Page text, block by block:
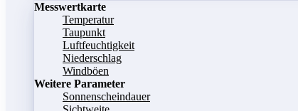
Messwertkarte
Temperatur
Taupunkt
Luftfeuchtigkeit
Niederschlag
Windböen
Weitere Parameter
Sonnenscheindauer